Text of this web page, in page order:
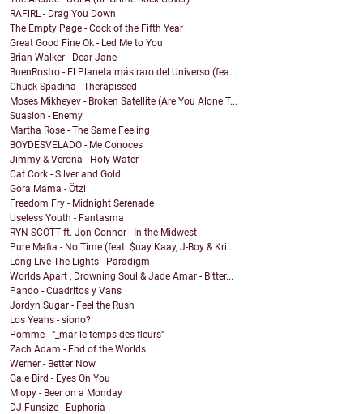
RAFiRL - Drag You Down
The Empty Page - Cock of the Fifth Year
Great Good Fine Ok - Led Me to You
Brian Walker - Dear Jane
BuenRostro - El Planeta más raro del Universo (fea...
Chuck Spadina - Therapissed
Moses Mikheyev - Broken Satellite (Are You Alone T...
Suasion - Enemy
Martha Rose - The Same Feeling
BOYDESVELADO - Me Conoces
Jimmy & Verona - Holy Water
Cat Cork - Silver and Gold
Gora Mama - Ötzi
Freedom Fry - Midnight Serenade
Useless Youth - Fantasma
RYN SCOTT ft. Jon Connor - In the Midwest
Pure Mafia - No Time (feat. $uay Kaay, J-Boy & Kri...
Long Live The Lights - Paradigm
Worlds Apart , Drowning Soul & Jade Amar - Bitter...
Pando - Cuadritos y Vans
Jordyn Sugar - Feel the Rush
Los Yeahs - siono?
Pomme - “_mar le temps des fleurs”
Zach Adam - End of the Worlds
Werner - Better Now
Gale Bird - Eyes On You
Mlopy - Beer on a Monday
DJ Funsize - Euphoria